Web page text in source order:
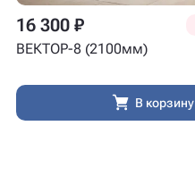
16 300 ₽
ВЕКТОР-8 (2100мм)
В корзину